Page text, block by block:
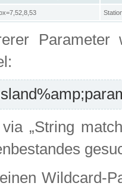
Parameter
„String
Wildcard-